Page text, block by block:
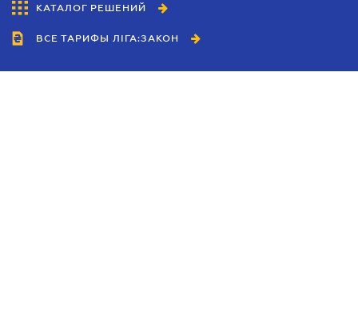
КАТАЛОГ РЕШЕНИЙ
ВСЕ ТАРИФЫ ЛІГА:ЗАКОН